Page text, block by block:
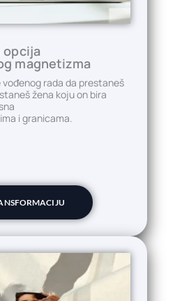
opcija
magnetizma
vođenog rada da prestaneš
žena koju on bira
i granicama.